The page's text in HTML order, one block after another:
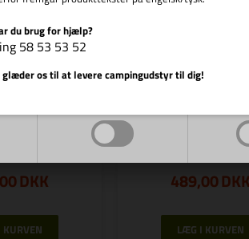
DKK
REIMO
Fine Food Magnetiske
489,00DKK
du brug for hjælp?
58 53 53 52
glæder os til at levere campingudstyr til dig!